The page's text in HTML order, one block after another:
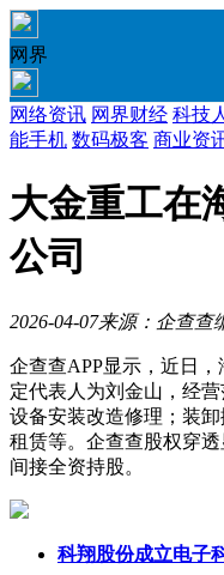
网界
网络资讯 网界财经 科技
能手机 数码极客 商业资
大金重工在
公司
2026-04-07来源：企查查
企查查APP显示，近日
定代表人为刘金山，经
设备安装改造修理；装
租赁等。企查查股权穿透
间接全资持股。
科翔股份成立电子